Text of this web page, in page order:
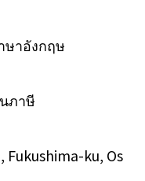
ษาอังกฤษ
ภาษี
Fukushima-ku, Os